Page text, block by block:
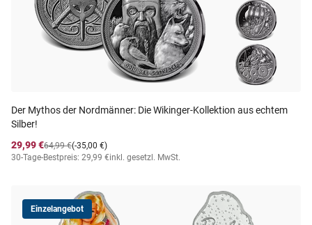
Der Mythos der Nordmänner: Die Wikinger-Kollektion aus echtem
Silber!
29,99 €
(-35,00 €)
64,99 €
30-Tage-Bestpreis: 29,99 €inkl. gesetzl. MwSt.
Einzelangebot